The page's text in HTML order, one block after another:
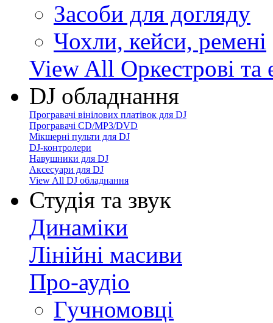
Засоби для догляду
Чохли, кейси, ремені
View All Оркестрові та
DJ обладнання
Програвачі вінілових платівок для DJ
Програвачі CD/MP3/DVD
Мікшерні пульти для DJ
DJ-контролери
Навушники для DJ
Аксесуари для DJ
View All DJ обладнання
Студія та звук
Динаміки
Лінійні масиви
Про-аудіо
Гучномовці